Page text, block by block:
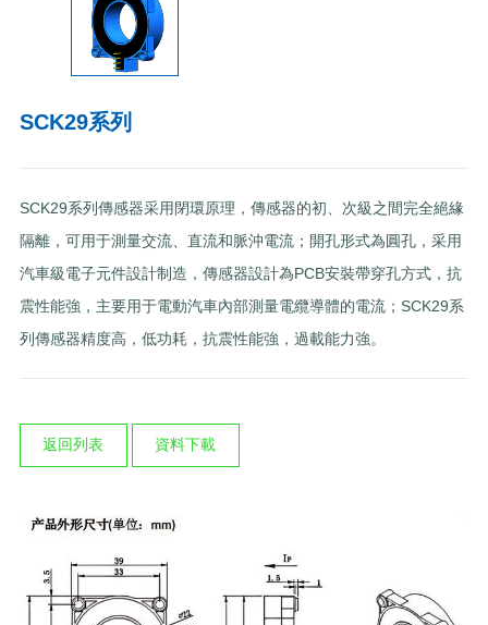
SCK29系列
SCK29系列傳感器采用閉環原理，傳感器的初、次級之間完全絕緣
隔離，可用于測量交流、直流和脈沖電流；開孔形式為圓孔，采用
汽車級電子元件設計制造，傳感器設計為PCB安裝帶穿孔方式，抗
震性能強，主要用于電動汽車內部測量電纜導體的電流；SCK29系
列傳感器精度高，低功耗，抗震性能強，過載能力強。
返回列表 資料下載